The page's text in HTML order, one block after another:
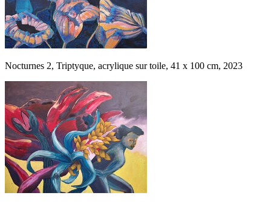
Nocturnes 2, Triptyque, acrylique sur toile, 41 x 100 cm, 2023